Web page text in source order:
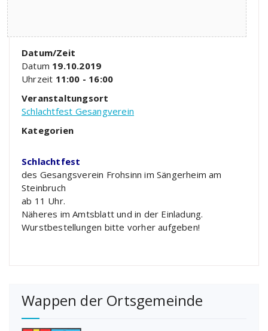
Datum/Zeit
Datum 19.10.2019
Uhrzeit 11:00 - 16:00
Veranstaltungsort
Schlachtfest Gesangverein
Kategorien
Schlachtfest
des Gesangsverein Frohsinn im Sängerheim am
Steinbruch
ab 11 Uhr.
Näheres im Amtsblatt und in der Einladung.
Wurstbestellungen bitte vorher aufgeben!
Wappen der Ortsgemeinde